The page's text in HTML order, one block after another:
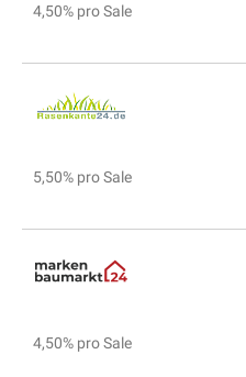
4,50% pro Sale
5,50% pro Sale
4,50% pro Sale